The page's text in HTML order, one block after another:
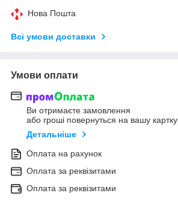
Нова Пошта
Всі умови доставки
Умови оплати
Ви отримаєте замовлення
або гроші повернуться на вашу картку
Детальніше
Оплата на рахунок
Оплата за реквізитами
Оплата за реквізитами